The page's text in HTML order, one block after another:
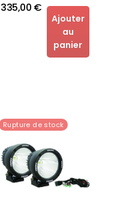
335,00 €
Ajouter
au
panier
Rupture de stock